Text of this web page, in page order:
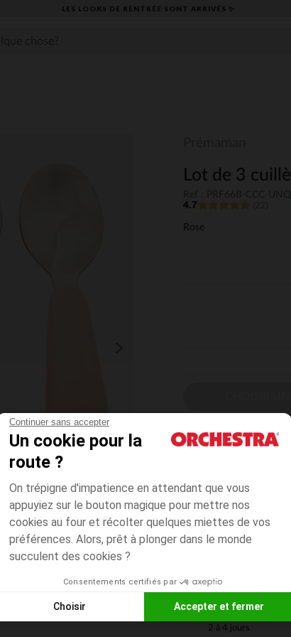
Continuer sans accepter
Un cookie pour la
route ?
On trépigne d'impatience en attendant que vous
appuyiez sur le bouton magique pour mettre nos
cookies au four et récolter quelques miettes de vos
préférences. Alors, prêt à plonger dans le monde
succulent des cookies ?
Consentements certifiés par
Choisir Accepter et fermer
Plateforme de Gestion du Consentement : Personnalisez
LES LOOKS DE RENTRÉE SONT ARRIVÉS ✨
Lot de 3
4.7
Rose
MODES DE
Mon domicile
2 à 4 jours